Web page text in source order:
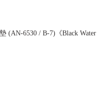
(AN-6530 / B-7)《Black Water